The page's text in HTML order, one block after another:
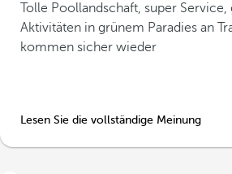
Tolle Poollandschaft, super Service,
Aktivitäten in grünem Paradies an
kommen sicher wieder
Lesen Sie die vollständige Meinung